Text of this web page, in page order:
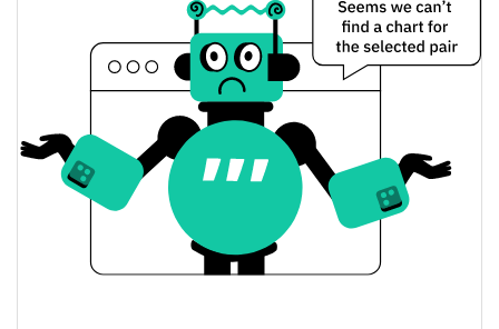
Dünkü Açılış / Kapanış
$0,00016597237 /
$0,00016493894
Dünkü Değişim
Dünkü Hacim $3.570,6271
Bitcoin Fiyat Geçmişi
7g Düşük/7g Yüksek
$0,00012174218 /